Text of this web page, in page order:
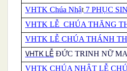
VHTK Chúa Nhật 7 PHỤC
VHTK LỄ CHÚA THĂNG
VHTK LỄ CHÚA THÁNH
VHTK LỄ ĐỨC TRINH NỮ
VHTK CHÚA NHẬT LỄ